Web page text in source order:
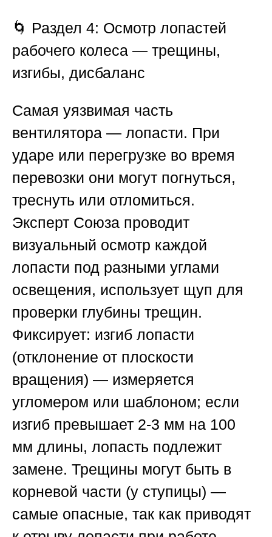
🌀 Раздел 4: Осмотр лопастей
рабочего колеса — трещины,
изгибы, дисбаланс
Самая уязвимая часть
вентилятора — лопасти. При
ударе или перегрузке во время
перевозки они могут погнуться,
треснуть или отломиться.
Эксперт Союза проводит
визуальный осмотр каждой
лопасти под разными углами
освещения, использует щуп для
проверки глубины трещин.
Фиксирует: изгиб лопасти
(отклонение от плоскости
вращения) — измеряется
угломером или шаблоном; если
изгиб превышает 2-3 мм на 100
мм длины, лопасть подлежит
замене. Трещины могут быть в
корневой части (у ступицы) —
самые опасные, так как приводят